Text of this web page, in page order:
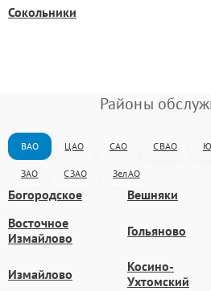
Сокольники
Районы
ВАО ЦАО САО СВАО
ЗАО СЗАО ЗелАО
Богородское Вешняки
Восточное
Измайлово
Гольяново
Измайлово
Косино-
Ухтомский